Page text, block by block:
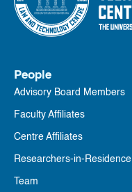
People
Advisory Board Members
Faculty Affiliates
Centre Affiliates
Researchers-in-Residence
Team